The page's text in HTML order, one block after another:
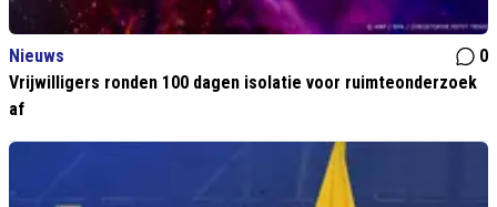
Nieuws
0
Vrijwilligers ronden 100 dagen isolatie voor ruimteonderzoek
af